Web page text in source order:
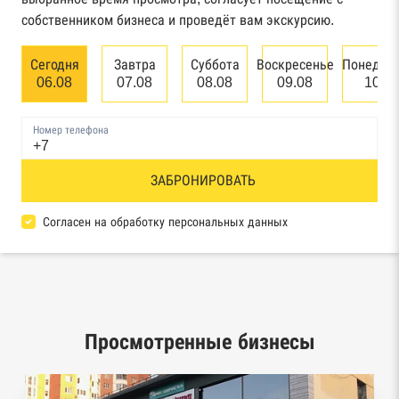
арбитражного суда
Единый федеральный реестр сведений о
банкротстве юридических лиц
банкротстве физических лиц
Реестр товарных знаков и знаков обслуживания
Роспатента
Росздравнадзор, Рособрнадзор, Роскомнадзор,
собственником бизнеса и проведёт вам экскурсию.
Сегодня
06.08
Завтра
07.08
Суббота
08.08
Воскресенье
09.08
10.08
Номер телефона
ЗАБРОНИРОВАТЬ
Согласен на обработку персональных данных
Просмотренные бизнесы